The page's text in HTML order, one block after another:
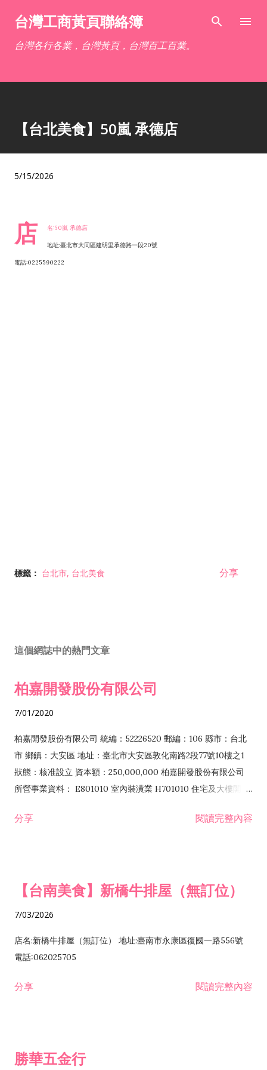
跳到主要內容
台灣工商黃頁聯絡簿
台灣各行各業，台灣黃頁，台灣百工百業。
【台北美食】50嵐 承德店
5/15/2026
店 名:50嵐 承德店
地址:臺北市大同區建明里承德路一段20號
電話:0225590222
標籤： 台北市 台北美食 分享
這個網誌中的熱門文章
柏嘉開發股份有限公司
7/01/2020
柏嘉開發股份有限公司 統編：52226520 郵編：106 縣市：台北
市 鄉鎮：大安區 地址：臺北市大安區敦化南路2段77號10樓之1
狀態：核准設立 資本額：250,000,000 柏嘉開發股份有限公司
所營事業資料： E801010 室內裝潢業 H701010 住宅及大樓開發
發業 H703090 不動產買賣業 H703100 不動產租賃業 I503010
分享 閱讀完整內容
【台南美食】新橋牛排屋（無訂位）
7/03/2026
店名:新橋牛排屋（無訂位） 地址:臺南市永康區復國一路556號
電話:062025705
分享 閱讀完整內容
勝華五金行